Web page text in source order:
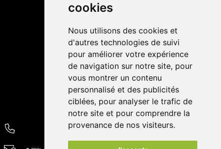
cookies
Nous utilisons des cookies et
d'autres technologies de suivi
pour améliorer votre expérience
de navigation sur notre site, pour
vous montrer un contenu
personnalisé et des publicités
ciblées, pour analyser le trafic de
notre site et pour comprendre la
provenance de nos visiteurs.
4,4 / 5 65 avis